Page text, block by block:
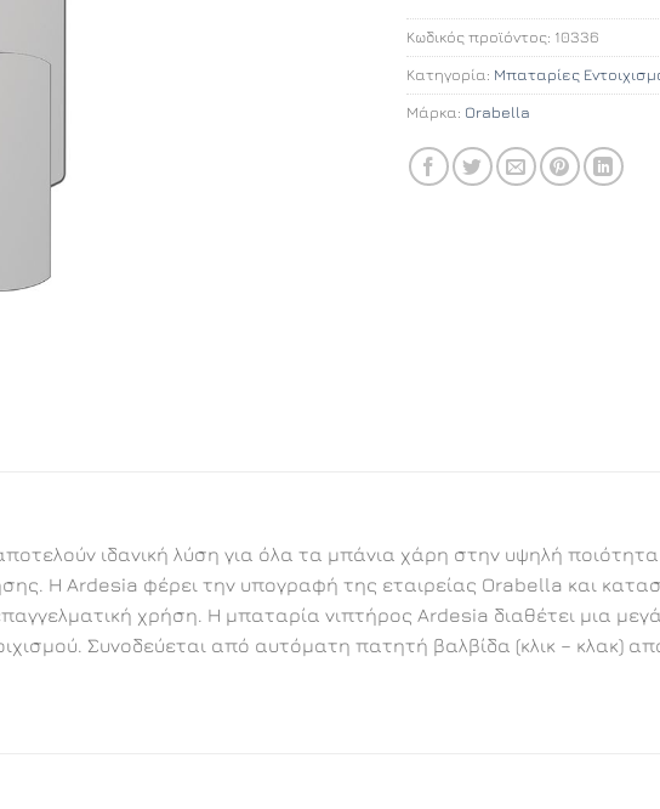
Κωδικός προϊόντος: 10336
Κατηγορία: Μπαταρίες
Μάρκα: Orabella
ιδανική λύση για όλα τα μπάνια χάρη στην υψηλή
Η Ardesia φέρει την υπογραφή της εταιρείας Orabella και
χρήση. Η μπαταρία νιπτήρος Ardesia διαθέτει μια
Συνοδεύεται από αυτόματη πατητή βαλβίδα (κλικ – κλακ)